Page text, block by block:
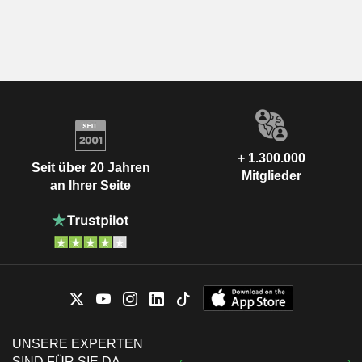
Seit über 20 Jahren
an Ihrer Seite
+ 1.300.000
Mitglieder
UNSERE EXPERTEN